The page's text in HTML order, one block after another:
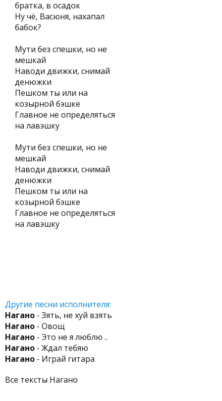
братка, в осадок
Ну чё, Васюня, нахапал
бабок?
Мути без спешки, но не
мешкай
Наводи движки, снимай
денюжки
Пешком ты или на
козырной бэшке
Главное не определяться
на лавэшку
Мути без спешки, но не
мешкай
Наводи движки, снимай
денюжки
Пешком ты или на
козырной бэшке
Главное не определяться
на лавэшку
Другие песни исполнителя:
Нагано - Зять, не хуй взять
Нагано - Овощ
Нагано - Это не я люблю ..
Нагано - Ждал тебяю
Нагано - Играй гитара
Все тексты Нагано